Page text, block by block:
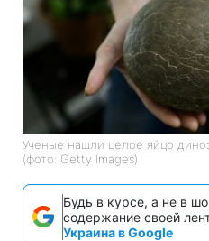
Ученые нашли целое яйцо
(фото: Getty Images)
Будь в курсе, а не в
содержание своей
Украина в Google